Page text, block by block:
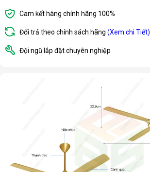
Cam kết hàng chính hãng 100%
Đổi trả theo chính sách hãng (Xem chi Tiết)
Đội ngũ lắp đặt chuyên nghiệp